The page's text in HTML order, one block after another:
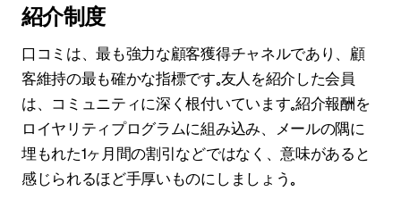
紹介制度
口コミは、最も強力な顧客獲得チャネルであり、顧
客維持の最も確かな指標です。友人を紹介した会員
は、コミュニティに深く根付いています。紹介報酬を
ロイヤリティプログラムに組み込み、メールの隅に
埋もれた1ヶ月間の割引などではなく、意味があると
感じられるほど手厚いものにしましょう。